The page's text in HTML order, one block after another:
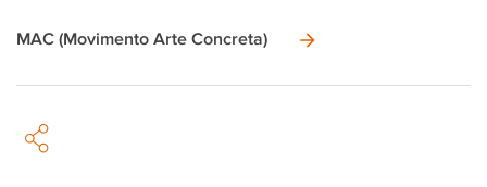
MAC (Movimento Arte Concreta)